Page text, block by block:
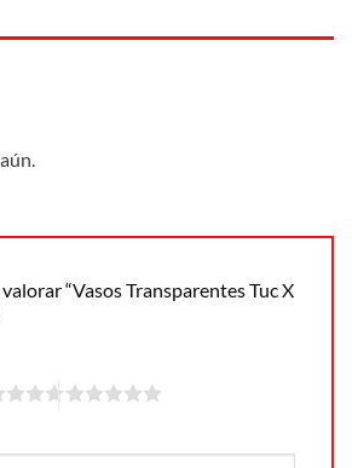
“Vasos Transparentes Tuc X